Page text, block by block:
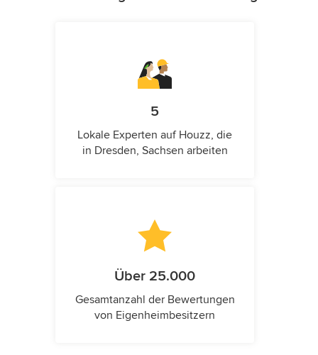
5
Lokale Experten auf Houzz, die
in Dresden, Sachsen arbeiten
Über 25.000
Gesamtanzahl der Bewertungen
von Eigenheimbesitzern